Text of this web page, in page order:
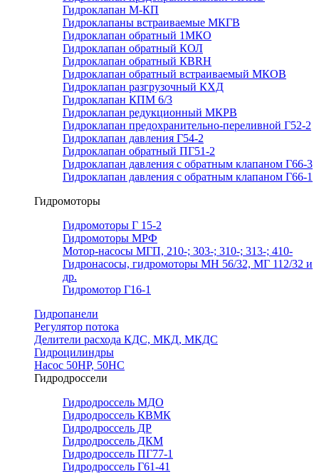
Гидроклапан М-КП
Гидроклапаны встраиваемые МКГВ
Гидроклапан обратный 1МКО
Гидроклапан обратный КОЛ
Гидроклапан обратный КВRН
Гидроклапан обратный встраиваемый МКОВ
Гидроклапан разгрузочный КХД
Гидроклапан КПМ 6/3
Гидроклапан редукционный МКРВ
Гидроклапан предохранительно-переливной Г52-2
Гидроклапан давления Г54-2
Гидроклапан обратный ПГ51-2
Гидроклапан давления с обратным клапаном Г66-3
Гидроклапан давления с обратным клапаном Г66-1
Гидромоторы
Гидромоторы Г 15-2
Гидромоторы МРФ
Мотор-насосы МГП, 210-; 303-; 310-; 313-; 410-
Гидронасосы, гидромоторы МН 56/32, МГ 112/32 и
др.
Гидромотор Г16-1
Гидропанели
Регулятор потока
Делители расхода КДС, МКД, МКДС
Гидроцилиндры
Насос 50НР, 50НС
Гидродроссели
Гидродроссель МДО
Гидродроссель КВМК
Гидродроссель ДР
Гидродроссель ДКМ
Гидродроссель ПГ77-1
Гидродроссель Г61-41